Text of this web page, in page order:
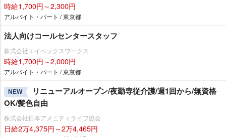
時給1,700円～2,300円
アルバイト・パート / 東京都
法人向けコールセンタースタッフ
株式会社エイペックスワークス
時給1,700円～2,000円
アルバイト・パート / 東京都
NEW
リニューアルオープン/夜勤専従介護/週1回から/無資格
OK/髪色自由
株式会社日本アメニティライフ協会
日給2万4,375円～2万4,465円